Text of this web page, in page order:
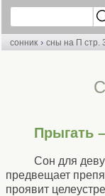
сонник › сны на П стр.
Прыгать
Сон для
предвещает
проявит